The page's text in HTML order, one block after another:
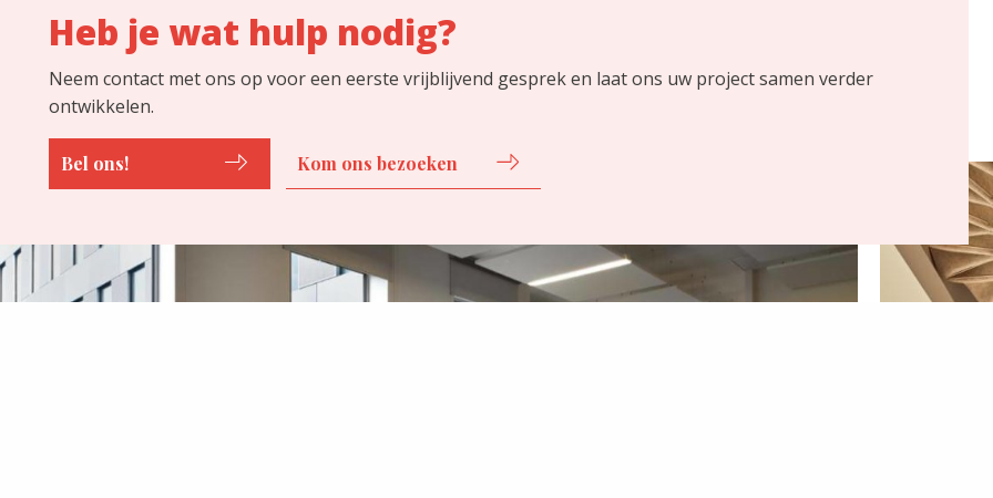
Heb je wat hulp nodig?
Neem contact met ons op voor een eerste vrijblijvend gesprek en laat ons uw project samen verder
ontwikkelen.
Bel ons! Kom ons bezoeken